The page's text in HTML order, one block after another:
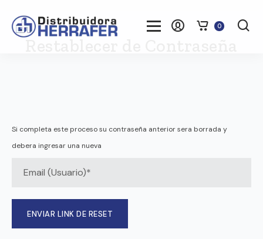
0
Si completa este proceso su contraseña anterior sera borrada y
debera ingresar una nueva
ENVIAR LINK DE RESET